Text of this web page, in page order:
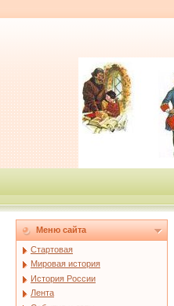
Меню сайта
Стартовая
Мировая история
История России
Лента